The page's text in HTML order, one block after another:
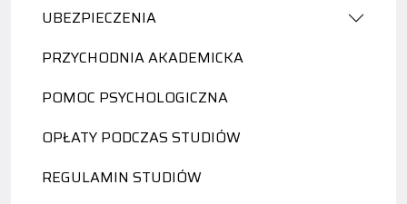
UBEZPIECZENIA
PRZYCHODNIA AKADEMICKA
POMOC PSYCHOLOGICZNA
OPŁATY PODCZAS STUDIÓW
REGULAMIN STUDIÓW